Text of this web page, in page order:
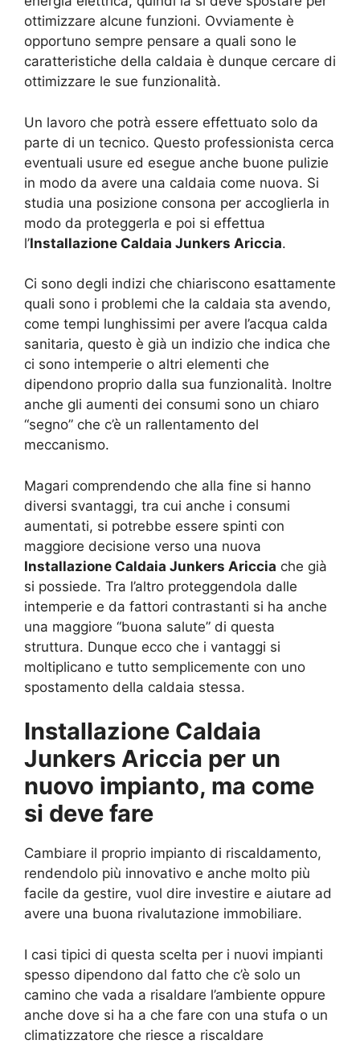
ottimizzare alcune funzioni. Ovviamente è
opportuno sempre pensare a quali sono le
caratteristiche della caldaia è dunque cercare di
ottimizzare le sue funzionalità.
Un lavoro che potrà essere effettuato solo da
parte di un tecnico. Questo professionista cerca
eventuali usure ed esegue anche buone pulizie
in modo da avere una caldaia come nuova. Si
studia una posizione consona per accoglierla in
modo da proteggerla e poi si effettua
l’Installazione Caldaia Junkers Ariccia.
Ci sono degli indizi che chiariscono esattamente
quali sono i problemi che la caldaia sta avendo,
come tempi lunghissimi per avere l’acqua calda
sanitaria, questo è già un indizio che indica che
ci sono intemperie o altri elementi che
dipendono proprio dalla sua funzionalità. Inoltre
anche gli aumenti dei consumi sono un chiaro
“segno” che c’è un rallentamento del
meccanismo.
Magari comprendendo che alla fine si hanno
diversi svantaggi, tra cui anche i consumi
aumentati, si potrebbe essere spinti con
maggiore decisione verso una nuova
Installazione Caldaia Junkers Ariccia che già
si possiede. Tra l’altro proteggendola dalle
intemperie e da fattori contrastanti si ha anche
una maggiore “buona salute” di questa
struttura. Dunque ecco che i vantaggi si
moltiplicano e tutto semplicemente con uno
spostamento della caldaia stessa.
Installazione Caldaia
Junkers Ariccia per un
nuovo impianto, ma come
si deve fare
Cambiare il proprio impianto di riscaldamento,
rendendolo più innovativo e anche molto più
facile da gestire, vuol dire investire e aiutare ad
avere una buona rivalutazione immobiliare.
I casi tipici di questa scelta per i nuovi impianti
spesso dipendono dal fatto che c’è solo un
camino che vada a risaldare l’ambiente oppure
anche dove si ha a che fare con una stufa o un
climatizzatore che riesce a riscaldare